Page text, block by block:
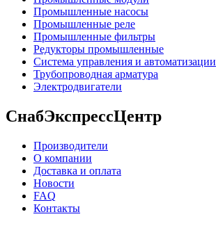
Промышленные насосы
Промышленные реле
Промышленные фильтры
Редукторы промышленные
Система управления и автоматизации
Трубопроводная арматура
Электродвигатели
СнабЭкспрессЦентр
Производители
О компании
Доставка и оплата
Новости
FAQ
Контакты